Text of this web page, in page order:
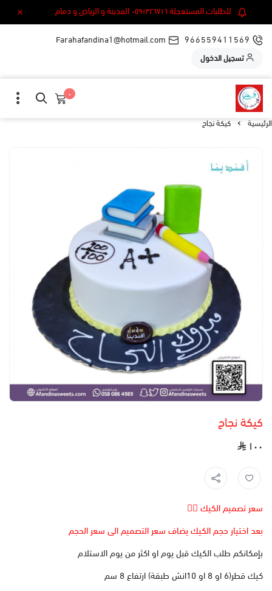
للطلبات المستعجلة ٠٥٩١٣٢٦٧١٦ المدينة و الرياض و دمام.
966559411569
Farahafandina1@hotmail.com
تسجيل الدخول
٠
الرئيسية كيكة نجاح
كيكة نجاح
١٠٠
سعر تصميم الكيك 👆🏻
بعد اختيار حجم الكيك يضاف سعر التصميم الى سعر الحجم
بإمكانكم طلب الكيك قبل يوم او اكثر من يوم الاستلام
كيك قطر(6 او 8 او 10انش طبقة) ارتفاع 8 سم